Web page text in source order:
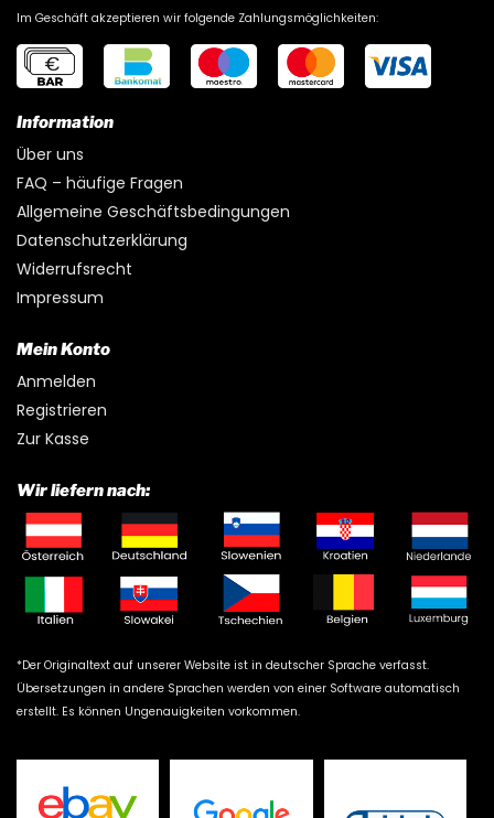
Im Geschäft akzeptieren wir folgende Zahlungsmöglichkeiten:
Information
Über uns
FAQ – häufige Fragen
Allgemeine Geschäftsbedingungen
Datenschutzerklärung
Widerrufsrecht
Impressum
Mein Konto
Anmelden
Registrieren
Zur Kasse
Wir liefern nach:
*Der Originaltext auf unserer Website ist in deutscher Sprache verfasst.
Übersetzungen in andere Sprachen werden von einer Software automatisch
erstellt. Es können Ungenauigkeiten vorkommen.